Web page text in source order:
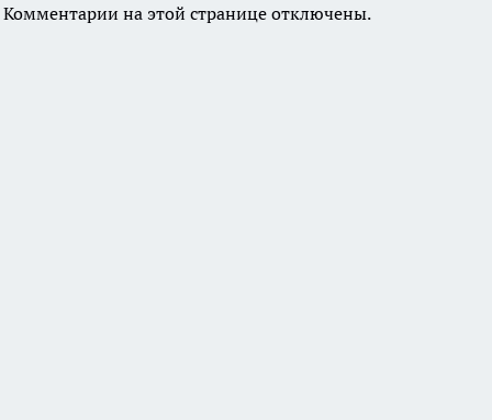
Комментарии на этой странице отключены.